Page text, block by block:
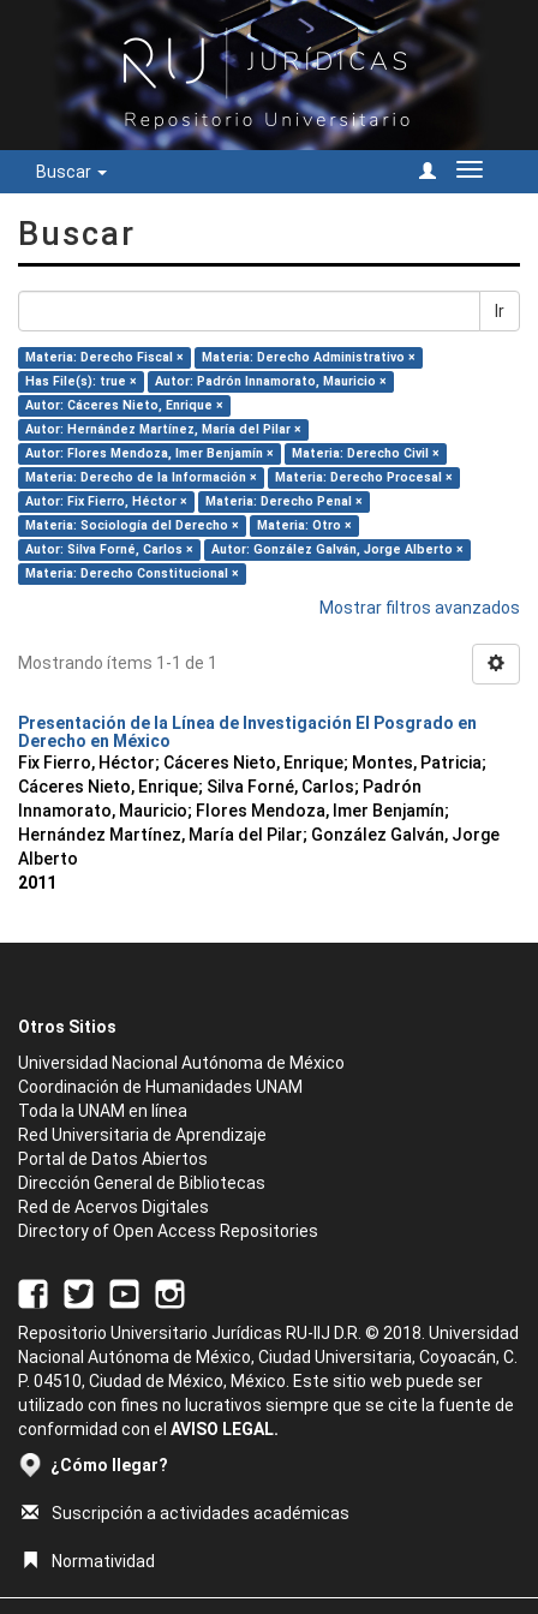
Buscar
Cambiar
Buscar
Ir
Materia: Derecho Fiscal ×
Materia: Derecho Administrativo ×
Has File(s): true ×
Autor: Padrón Innamorato, Mauricio ×
Autor: Cáceres Nieto, Enrique ×
Autor: Hernández Martínez, María del Pilar ×
Autor: Flores Mendoza, Imer Benjamín ×
Materia: Derecho Civil ×
Materia: Derecho de la Información ×
Materia: Derecho Procesal ×
Autor: Fix Fierro, Héctor ×
Materia: Derecho Penal ×
Materia: Sociología del Derecho ×
Materia: Otro ×
Autor: Silva Forné, Carlos ×
Autor: González Galván, Jorge Alberto ×
Materia: Derecho Constitucional ×
Mostrar filtros avanzados
Mostrando ítems 1-1 de 1
Presentación de la Línea de Investigación El Posgrado en
Derecho en México
Fix Fierro, Héctor; Cáceres Nieto, Enrique; Montes, Patricia;
Cáceres Nieto, Enrique; Silva Forné, Carlos; Padrón
Innamorato, Mauricio; Flores Mendoza, Imer Benjamín;
Hernández Martínez, María del Pilar; González Galván, Jorge
Alberto
2011
Otros Sitios
Universidad Nacional Autónoma de México
Coordinación de Humanidades UNAM
Toda la UNAM en línea
Red Universitaria de Aprendizaje
Portal de Datos Abiertos
Dirección General de Bibliotecas
Red de Acervos Digitales
Directory of Open Access Repositories
Repositorio Universitario Jurídicas RU-IIJ D.R. © 2018. Universidad
Nacional Autónoma de México, Ciudad Universitaria, Coyoacán, C.
P. 04510, Ciudad de México, México. Este sitio web puede ser
utilizado con fines no lucrativos siempre que se cite la fuente de
conformidad con el AVISO LEGAL.
¿Cómo llegar?
Suscripción a actividades académicas
Normatividad